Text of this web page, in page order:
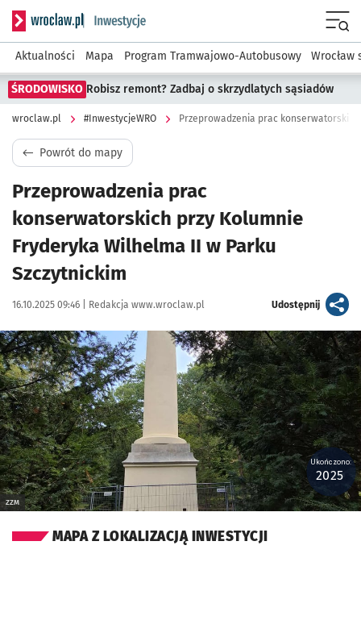
Serwis informacyjny wroclaw.pl podserwis:
Aktualności Mapa Program Tramwajowo-Autobusowy Wrocław
ŚRODOWISKO Robisz remont? Zadbaj o skrzydlatych sąsiadów
wroclaw.pl #InwestycjeWRO
Powrót do mapy
Przeprowadzenia prac
konserwatorskich przy Kolumnie
Fryderyka Wilhelma II w Parku
Szczytnickim
Data publikacji:
16.10.2025 09:46 | Autor:
Redakcja www.wroclaw.pl Udostępnijartykuł
Kliknij, aby powiększyć
ZZM
Ukończono:
2025
MAPA Z LOKALIZACJĄ INWESTYCJI